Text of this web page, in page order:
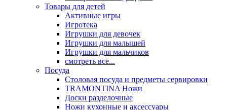
Товары для детей
Активные игры
Игротека
Игрушки для девочек
Игрушки для малышей
Игрушки для мальчиков
смотреть все...
Посуда
Столовая посуда и предметы сервировки
TRAMONTINA Ножи
Доски разделочные
Ножи кухонные и аксессуары